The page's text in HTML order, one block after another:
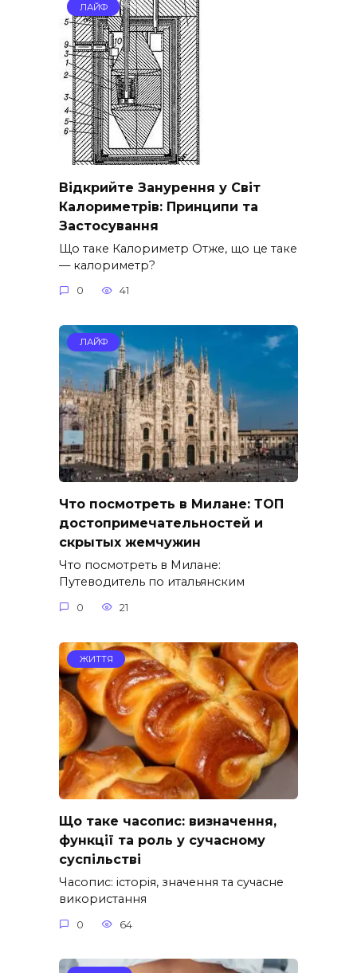
ЛАЙФ
Відкрийте Занурення у Світ
Калориметрів: Принципи та
Застосування
Що таке Калориметр Отже, що це таке
— калориметр?
0 41
ЛАЙФ
Что посмотреть в Милане: ТОП
достопримечательностей и
скрытых жемчужин
Что посмотреть в Милане:
Путеводитель по итальянским
0 21
ЖИТТЯ
Що таке часопис: визначення,
функції та роль у сучасному
суспільстві
Часопис: історія, значення та сучасне
використання
0 64